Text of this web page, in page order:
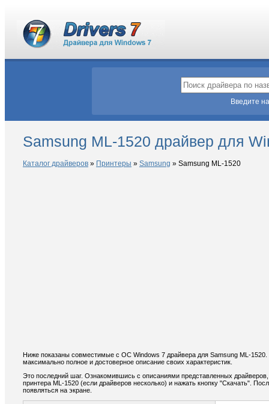
Введите
Samsung ML-1520 драйвер для
Каталог драйверов » Принтеры » Samsung » Samsung ML-1520
Ниже показаны совместимые с ОС Windows 7 драйвера для Samsung ML-
максимально полное и достоверное описание своих характеристик.
Это последний шаг. Ознакомившись с описаниями представленных
принтера ML-1520 (если драйверов несколько) и нажать кнопку "Скачать".
появляться на экране.